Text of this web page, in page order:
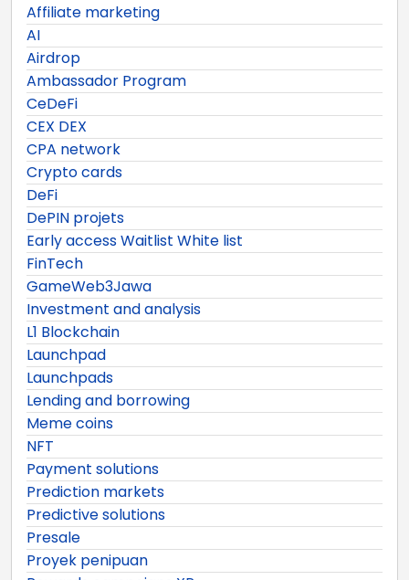
Affiliate marketing
AI
Airdrop
Ambassador Program
CeDeFi
CEX DEX
CPA network
Crypto cards
DeFi
DePIN projets
Early access Waitlist White list
FinTech
GameWeb3Jawa
Investment and analysis
L1 Blockchain
Launchpad
Launchpads
Lending and borrowing
Meme coins
NFT
Payment solutions
Prediction markets
Predictive solutions
Presale
Proyek penipuan